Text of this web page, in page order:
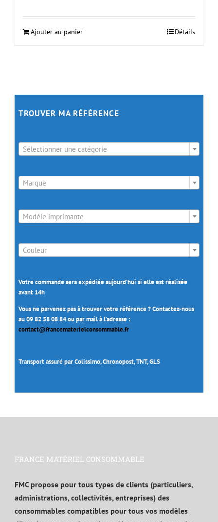
Ajouter au panier Détails
TROUVER MA RÉFÉRENCE
Sélectionner une catégorie
Marque
Modèle imprimante
Couleur
Votre commande sera expédiée aujourd’hui si elle est réalisée
avant 14h
Vous ne parvenez pas à trouver votre référence ? Contactez-nous
au 09 82 58 08 84 ou par mail à l’adresse :
contact@francematerielconsommable.fr
Transport assuré par Colissimo, Chronopost, TNT, GLS
FRANCE MATÉRIEL CONSOMMABLE
FMC propose pour tous types de clients (particuliers,
administrations, collectivités, entreprises) des
consommables compatibles pour tous vos modèles